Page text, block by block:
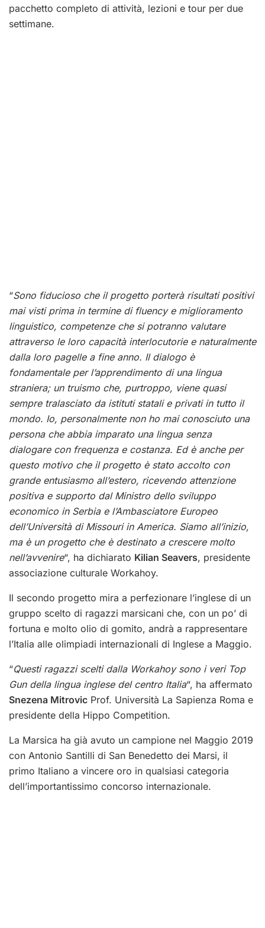
pacchetto completo di attività, lezioni e tour per due
settimane.
“Sono fiducioso che il progetto porterà risultati positivi
mai visti prima in termine di fluency e miglioramento
linguistico, competenze che si potranno valutare
attraverso le loro capacità interlocutorie e naturalmente
dalla loro pagelle a fine anno. Il dialogo è
fondamentale per l’apprendimento di una lingua
straniera; un truismo che, purtroppo, viene quasi
sempre tralasciato da istituti statali e privati in tutto il
mondo. Io, personalmente non ho mai conosciuto una
persona che abbia imparato una lingua senza
dialogare con frequenza e costanza. Ed è anche per
questo motivo che il progetto è stato accolto con
grande entusiasmo all’estero, ricevendo attenzione
positiva e supporto dal Ministro dello sviluppo
economico in Serbia e l’Ambasciatore Europeo
dell’Università di Missouri in America. Siamo all’inizio,
ma è un progetto che è destinato a crescere molto
nell’avvenire“, ha dichiarato Kilian Seavers, presidente
associazione culturale Workahoy.
Il secondo progetto mira a perfezionare l’inglese di un
gruppo scelto di ragazzi marsicani che, con un po’ di
fortuna e molto olio di gomito, andrà a rappresentare
l’Italia alle olimpiadi internazionali di Inglese a Maggio.
“Questi ragazzi scelti dalla Workahoy sono i veri Top
Gun della lingua inglese del centro Italia“, ha affermato
Snezena Mitrovic Prof. Università La Sapienza Roma e
presidente della Hippo Competition.
La Marsica ha già avuto un campione nel Maggio 2019
con Antonio Santilli di San Benedetto dei Marsi, il
primo Italiano a vincere oro in qualsiasi categoria
dell’importantissimo concorso internazionale.